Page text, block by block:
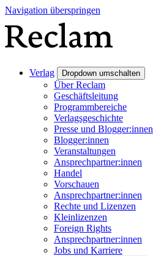
Navigation überspringen
Verlag Dropdown umschalten
Über Reclam
Geschäftsleitung
Programmbereiche
Verlagsgeschichte
Presse und Blogger:innen
Blogger:innen
Veranstaltungen
Ansprechpartner:innen
Handel
Vorschauen
Ansprechpartner:innen
Rechte und Lizenzen
Kleinlizenzen
Foreign Rights
Ansprechpartner:innen
Jobs und Karriere